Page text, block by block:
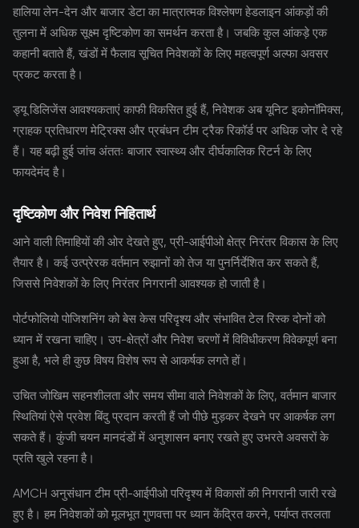
हालिया लेन-देन और बाजार डेटा का मात्रात्मक विश्लेषण हेडलाइन आंकड़ों की
तुलना में अधिक सूक्ष्म दृष्टिकोण का समर्थन करता है। जबकि कुल आंकड़े एक
कहानी बताते हैं, खंडों में फैलाव सूचित निवेशकों के लिए महत्वपूर्ण अल्फा अवसर
प्रकट करता है।
ड्यू डिलिजेंस आवश्यकताएं काफी विकसित हुई हैं, निवेशक अब यूनिट इकोनॉमिक्स,
ग्राहक प्रतिधारण मेट्रिक्स और प्रबंधन टीम ट्रैक रिकॉर्ड पर अधिक जोर दे रहे
हैं। यह बढ़ी हुई जांच अंततः बाजार स्वास्थ्य और दीर्घकालिक रिटर्न के लिए
फायदेमंद है।
दृष्टिकोण और निवेश निहितार्थ
आने वाली तिमाहियों की ओर देखते हुए, प्री-आईपीओ क्षेत्र निरंतर विकास के लिए
तैयार है। कई उत्प्रेरक वर्तमान रुझानों को तेज या पुनर्निर्देशित कर सकते हैं,
जिससे निवेशकों के लिए निरंतर निगरानी आवश्यक हो जाती है।
पोर्टफोलियो पोजिशनिंग को बेस केस परिदृश्य और संभावित टेल रिस्क दोनों को
ध्यान में रखना चाहिए। उप-क्षेत्रों और निवेश चरणों में विविधीकरण विवेकपूर्ण बना
हुआ है, भले ही कुछ विषय विशेष रूप से आकर्षक लगते हों।
उचित जोखिम सहनशीलता और समय सीमा वाले निवेशकों के लिए, वर्तमान बाजार
स्थितियां ऐसे प्रवेश बिंदु प्रदान करती हैं जो पीछे मुड़कर देखने पर आकर्षक लग
सकते हैं। कुंजी चयन मानदंडों में अनुशासन बनाए रखते हुए उभरते अवसरों के
प्रति खुले रहना है।
AMCH अनुसंधान टीम प्री-आईपीओ परिदृश्य में विकासों की निगरानी जारी रखे
हुए है। हम निवेशकों को मूलभूत गुणवत्ता पर ध्यान केंद्रित करने, पर्याप्त तरलता